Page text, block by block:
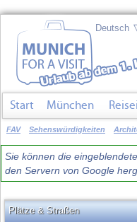
Sie können die
den Servern von Google
Plätze & Straßen
FAV Sehenswürdigkeiten
Start München